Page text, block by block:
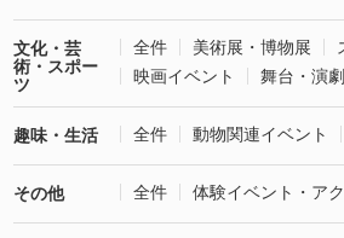
文化・芸
術・スポー
ツ
全件 美術展・博物展
映画イベント
舞台・演劇
趣味・生活 全件 動物関連イベント
その他 全件 体験イベント・ア